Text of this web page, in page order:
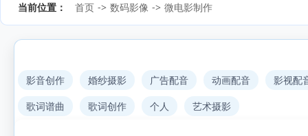
当前位置： 首页 -> 数码影像 -> 微电影制作
影音创作 婚纱摄影 广告配音 动画配音
影视配
歌词谱曲
歌词创作 个人 艺术摄影